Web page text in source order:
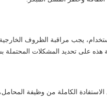
يجب مراقبة الظروف
هذه على تحديد المشكلات المحتملة
الكاملة من وظيفة